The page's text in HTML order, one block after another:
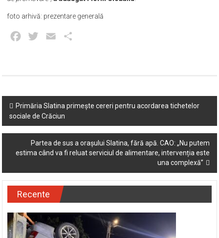
foto arhivă: prezentare generală
Facebook
Twitter Email
Post
navigation
Primăria Slatina primește cereri pentru acordarea tichetelor
sociale de Crăciun
Partea de sus a orașului Slatina, fără apă. CAO: „Nu putem
estima când va fi reluat serviciul de alimentare, intervenția este
una complexă”
Recente